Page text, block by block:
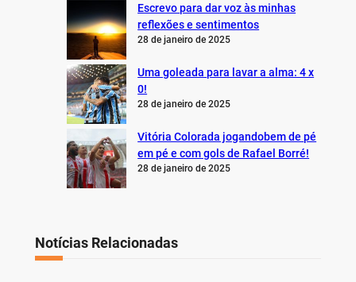
Escrevo para dar voz às minhas
reflexões e sentimentos
28 de janeiro de 2025
Uma goleada para lavar a alma: 4 x
0!
28 de janeiro de 2025
Vitória Colorada jogandobem de pé
em pé e com gols de Rafael Borré!
28 de janeiro de 2025
Notícias Relacionadas